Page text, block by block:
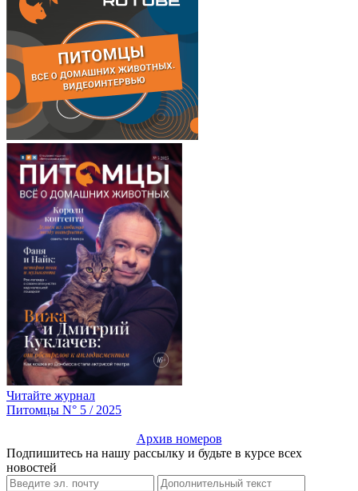
Читайте журнал
Питомцы N° 5 / 2025
Архив номеров
Подпишитесь на нашу рассылку и будьте в курсе всех
новостей